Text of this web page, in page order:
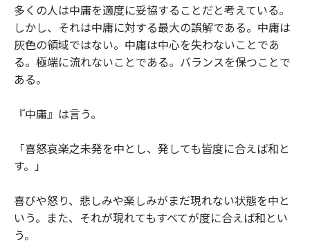
多くの人は中庸を適度に妥協することだと考えている。
しかし、それは中庸に対する最大の誤解である。中庸は
灰色の領域ではない。中庸は中心を失わないことであ
る。極端に流れないことである。バランスを保つことで
ある。
『中庸』は言う。
「喜怒哀楽之未発を中とし、発しても皆度に合えば和と
す。」
喜びや怒り、悲しみや楽しみがまだ現れない状態を中と
いう。また、それが現れてもすべてが度に合えば和とい
う。